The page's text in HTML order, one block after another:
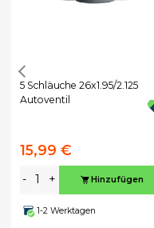
5 Schläuche 26x1.95/2.125
Autoventil
15,99 €
- + Hinzufügen
1-2 Werktagen